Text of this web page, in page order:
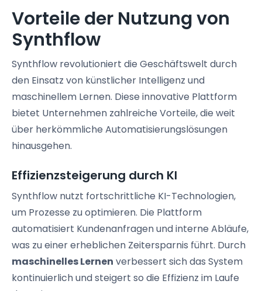
Vorteile der Nutzung von
Synthflow
Synthflow revolutioniert die Geschäftswelt durch
den Einsatz von künstlicher Intelligenz und
maschinellem Lernen. Diese innovative Plattform
bietet Unternehmen zahlreiche Vorteile, die weit
über herkömmliche Automatisierungslösungen
hinausgehen.
Effizienzsteigerung durch KI
Synthflow nutzt fortschrittliche KI-Technologien,
um Prozesse zu optimieren. Die Plattform
automatisiert Kundenanfragen und interne Abläufe,
was zu einer erheblichen Zeitersparnis führt. Durch
maschinelles Lernen verbessert sich das System
kontinuierlich und steigert so die Effizienz im Laufe